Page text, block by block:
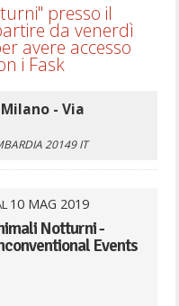
presso il
da venerdì
avere accesso
i Fask
- Via
20149 IT
10 MAG 2019
Notturni -
Events